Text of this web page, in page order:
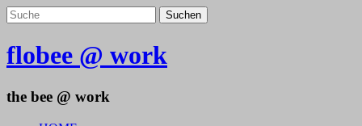
flobee @ work
the bee @ work